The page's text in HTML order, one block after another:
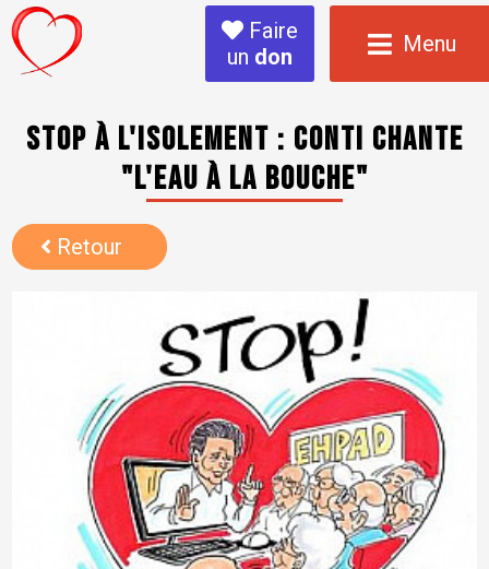
Faire
un don Menu
Stop à l'Isolement : Conti chante
"l'eau à la bouche"
Retour